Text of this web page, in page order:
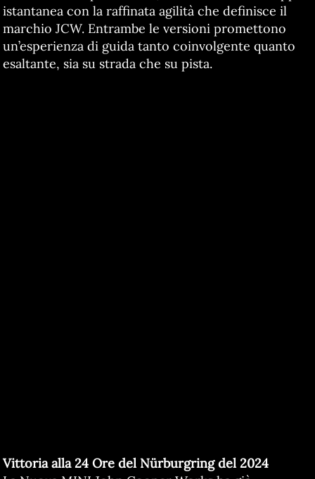
istantanea con la raffinata agilità che definisce il
marchio JCW. Entrambe le versioni promettono
un’esperienza di guida tanto coinvolgente quanto
esaltante, sia su strada che su pista.
Vittoria alla 24 Ore del Nürburgring del 2024